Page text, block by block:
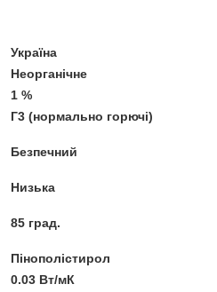
Україна
Неорганічне
1 %
Г3 (нормально горючі)
Безпечний
Низька
85 град.
Пінополістирол
0.03 Вт/мК